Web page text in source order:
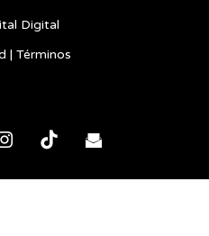
Digital
| Términos
Instagram
TikTok